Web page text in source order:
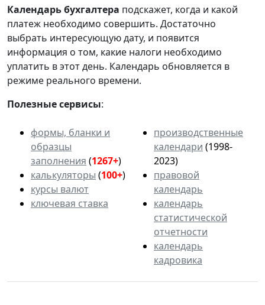
Календарьбухгалтера подскажет, когда и какой
платеж необходимо совершить. Достаточно
выбрать интересующую дату, и появится
информация о том, какие налоги необходимо
уплатить в этот день. Календарь обновляется в
режиме реального времени.
Полезные сервисы:
формы, бланки и
образцы
заполнения (1267+)
калькуляторы (100+)
курсы валют
ключевая ставка
производственные
календари (1998-
2023)
правовой
календарь
календарь
статистической
отчетности
календарь
кадровика